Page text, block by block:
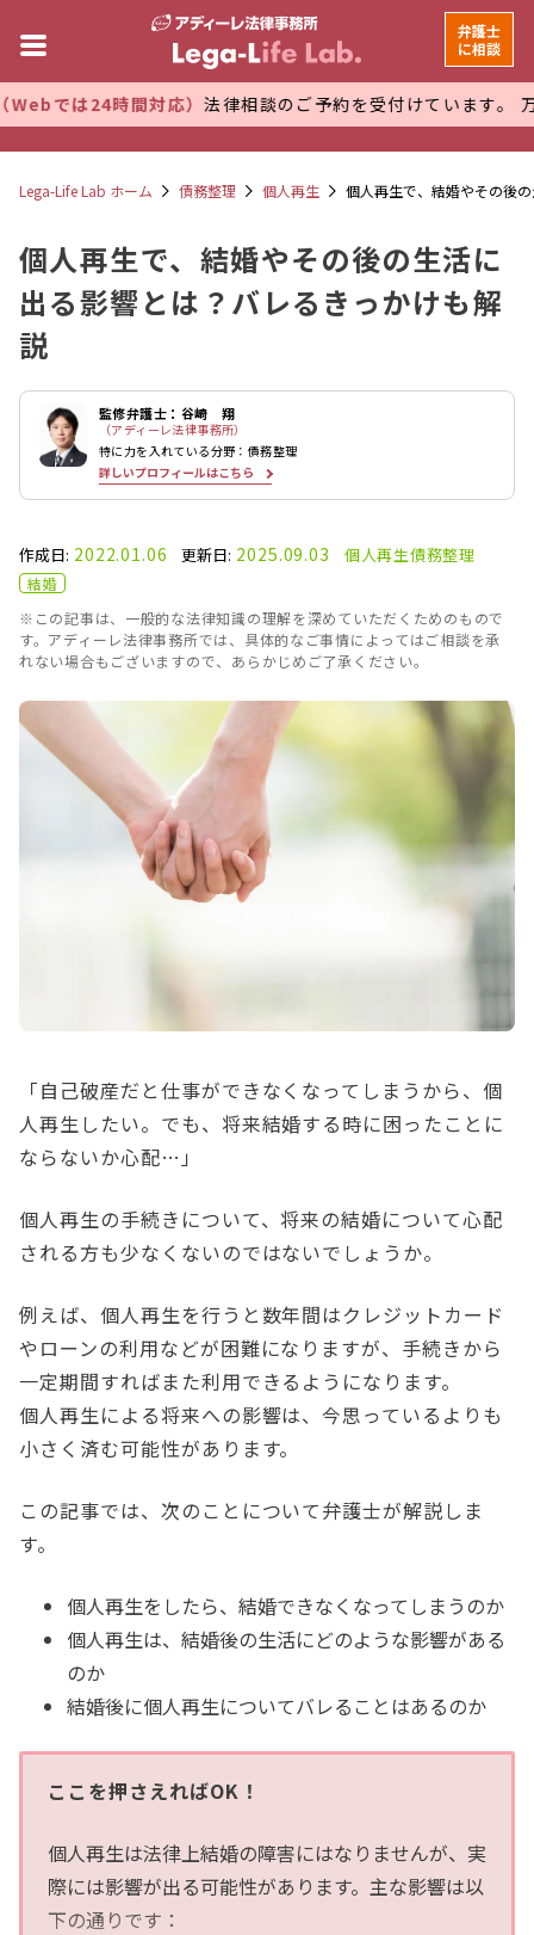
間対応）法律相談のご予約を受付けています。 万全な管理体
弁護士
に相談
Lega-Life Lab ホーム 債務整理 個人再生 個人再生で、結婚やその後
個人再生で、結婚やその後の生活に
出る影響とは？バレるきっかけも解
説
監修弁護士：谷崎 翔
（アディーレ法律事務所）
特に力を入れている分野：債務整理
詳しいプロフィールはこちら
作成日: 2022.01.06 更新日: 2025.09.03 個人再生債務整理
結婚
※この記事は、一般的な法律知識の理解を深めていただくためのもので
す。アディーレ法律事務所では、具体的なご事情によってはご相談を承
れない場合もございますので、あらかじめご了承ください。
「自己破産だと仕事ができなくなってしまうから、個
人再生したい。でも、将来結婚する時に困ったことに
ならないか心配…」
個人再生の手続きについて、将来の結婚について心配
される方も少なくないのではないでしょうか。
例えば、個人再生を行うと数年間はクレジットカード
やローンの利用などが困難になりますが、手続きから
一定期間すればまた利用できるようになります。
個人再生による将来への影響は、今思っているよりも
小さく済む可能性があります。
この記事では、次のことについて弁護士が解説しま
す。
個人再生をしたら、結婚できなくなってしまうのか
個人再生は、結婚後の生活にどのような影響がある
のか
結婚後に個人再生についてバレることはあるのか
ここを押さえればOK！
個人再生は法律上結婚の障害にはなりませんが、実
際には影響が出る可能性があります。主な影響は以
下の通りです：